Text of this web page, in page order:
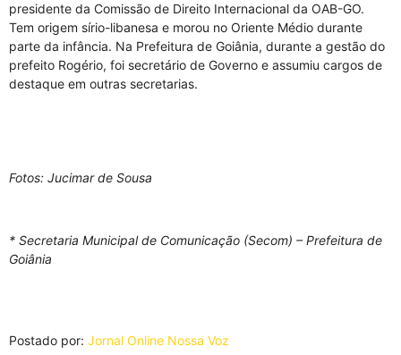
presidente da Comissão de Direito Internacional da OAB-GO.
Tem origem sírio-libanesa e morou no Oriente Médio durante
parte da infância. Na Prefeitura de Goiânia, durante a gestão do
prefeito Rogério, foi secretário de Governo e assumiu cargos de
destaque em outras secretarias.
Fotos: Jucimar de Sousa
* Secretaria Municipal de Comunicação (Secom) – Prefeitura de
Goiânia
Postado por: Jornal Online Nossa Voz